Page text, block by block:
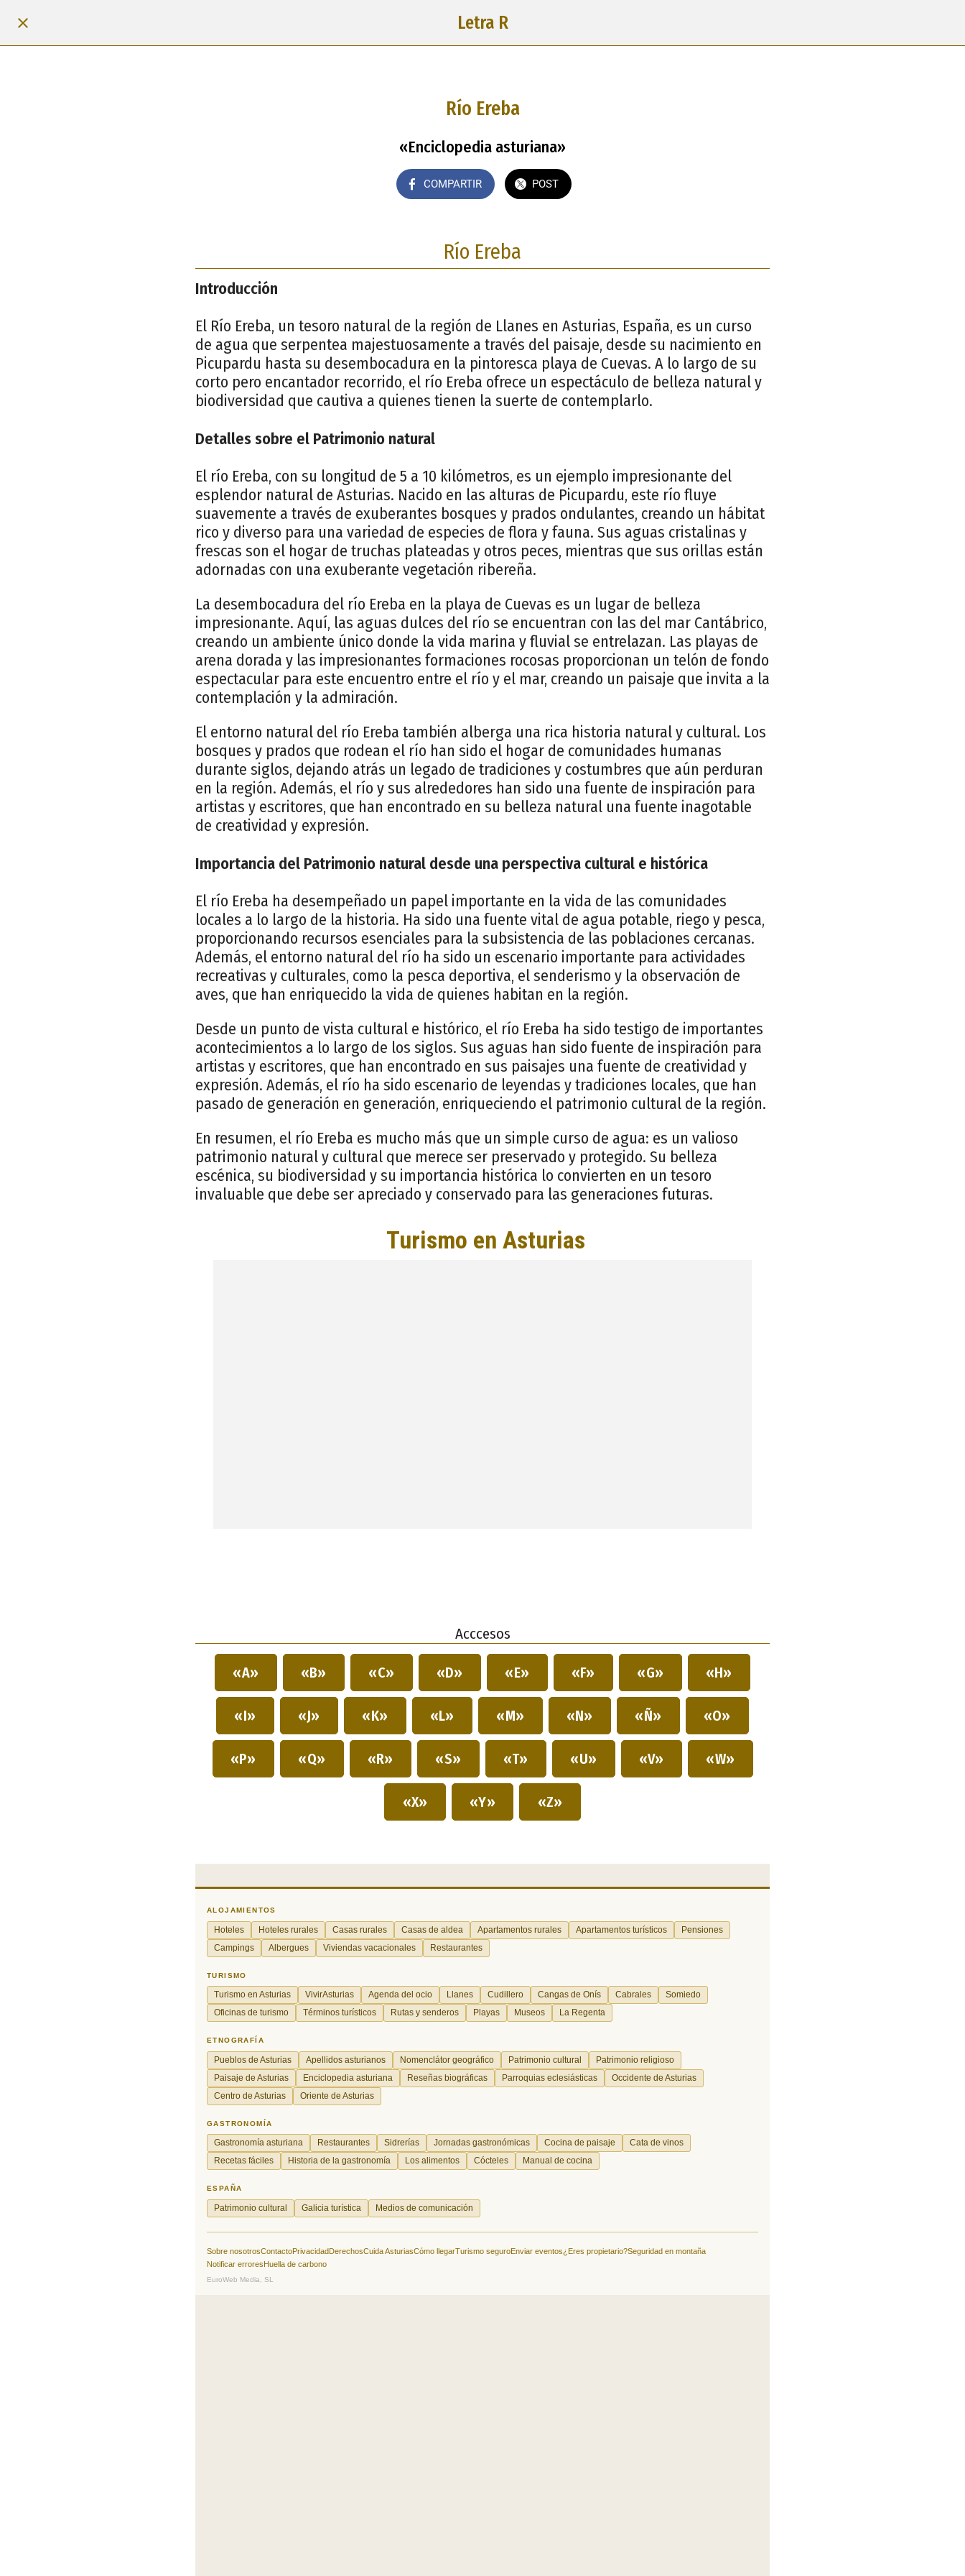
Letra R
Río Ereba
«Enciclopedia asturiana»
COMPARTIR POST
Río Ereba
Introducción
El Río Ereba, un tesoro natural de la región de Llanes en Asturias, España, es un curso
de agua que serpentea majestuosamente a través del paisaje, desde su nacimiento en
Picupardu hasta su desembocadura en la pintoresca playa de Cuevas. A lo largo de su
corto pero encantador recorrido, el río Ereba ofrece un espectáculo de belleza natural y
biodiversidad que cautiva a quienes tienen la suerte de contemplarlo.
Detalles sobre el Patrimonio natural
El río Ereba, con su longitud de 5 a 10 kilómetros, es un ejemplo impresionante del
esplendor natural de Asturias. Nacido en las alturas de Picupardu, este río fluye
suavemente a través de exuberantes bosques y prados ondulantes, creando un hábitat
rico y diverso para una variedad de especies de flora y fauna. Sus aguas cristalinas y
frescas son el hogar de truchas plateadas y otros peces, mientras que sus orillas están
adornadas con una exuberante vegetación ribereña.
La desembocadura del río Ereba en la playa de Cuevas es un lugar de belleza
impresionante. Aquí, las aguas dulces del río se encuentran con las del mar Cantábrico,
creando un ambiente único donde la vida marina y fluvial se entrelazan. Las playas de
arena dorada y las impresionantes formaciones rocosas proporcionan un telón de fondo
espectacular para este encuentro entre el río y el mar, creando un paisaje que invita a la
contemplación y la admiración.
El entorno natural del río Ereba también alberga una rica historia natural y cultural. Los
bosques y prados que rodean el río han sido el hogar de comunidades humanas
durante siglos, dejando atrás un legado de tradiciones y costumbres que aún perduran
en la región. Además, el río y sus alrededores han sido una fuente de inspiración para
artistas y escritores, que han encontrado en su belleza natural una fuente inagotable
de creatividad y expresión.
Importancia del Patrimonio natural desde una perspectiva cultural e histórica
El río Ereba ha desempeñado un papel importante en la vida de las comunidades
locales a lo largo de la historia. Ha sido una fuente vital de agua potable, riego y pesca,
proporcionando recursos esenciales para la subsistencia de las poblaciones cercanas.
Además, el entorno natural del río ha sido un escenario importante para actividades
recreativas y culturales, como la pesca deportiva, el senderismo y la observación de
aves, que han enriquecido la vida de quienes habitan en la región.
Desde un punto de vista cultural e histórico, el río Ereba ha sido testigo de importantes
acontecimientos a lo largo de los siglos. Sus aguas han sido fuente de inspiración para
artistas y escritores, que han encontrado en sus paisajes una fuente de creatividad y
expresión. Además, el río ha sido escenario de leyendas y tradiciones locales, que han
pasado de generación en generación, enriqueciendo el patrimonio cultural de la región.
En resumen, el río Ereba es mucho más que un simple curso de agua: es un valioso
patrimonio natural y cultural que merece ser preservado y protegido. Su belleza
escénica, su biodiversidad y su importancia histórica lo convierten en un tesoro
invaluable que debe ser apreciado y conservado para las generaciones futuras.
Acccesos
«A» «B» «C» «D» «E» «F» «G» «H»
«I» «J» «K» «L» «M» «N» «Ñ» «O»
«P» «Q» «R» «S» «T» «U» «V» «W»
«X» «Y» «Z»